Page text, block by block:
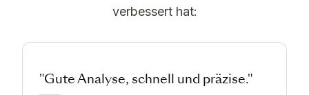
verbessert hat:
"Gute Analyse, schnell und präzise."